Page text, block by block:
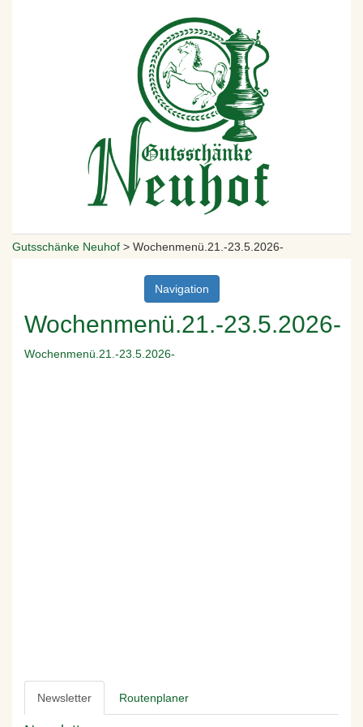
Gutsschänke Neuhof > Wochenmenü.21.-23.5.2026-
Navigation
Wochenmenü.21.-23.5.2026-
Wochenmenü.21.-23.5.2026-
Newsletter Routenplaner